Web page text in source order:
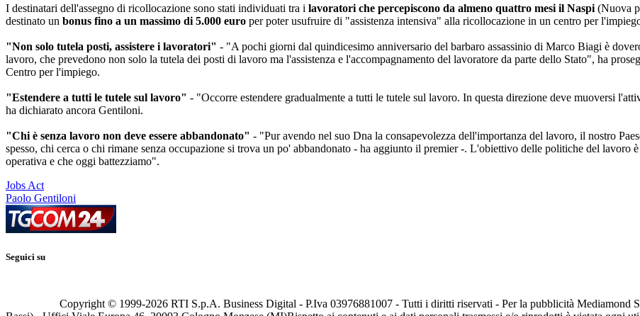
I destinatari dell'assegno di ricollocazione sono stati individuati tra i lavoratori che percepiscono da almeno quattro mesi il Naspi (Nuova
destinato un bonus fino a un massimo di 5.000 euro per poter usufruire di "assistenza intensiva" alla ricollocazione in un centro per
"Non solo tutela posti, assistere i lavoratori" - "A pochi giorni dal quindicesimo anniversario del barbaro assassinio di Marco Biagi è
lavoro, che prevedono non solo la tutela dei posti di lavoro ma l'assistenza e l'accompagnamento del lavoratore da parte dello Stato", ha
Centro per l'impiego.
"Estendere a tutti le tutele sul lavoro" - "Occorre estendere gradualmente a tutti le tutele sul lavoro. In questa direzione deve muoversi
ha dichiarato ancora Gentiloni.
"Chi è senza lavoro non deve essere abbandonato" - "Pur avendo nel suo Dna la consapevolezza dell'importanza del lavoro, il nostro
spesso, chi cerca o chi rimane senza occupazione si trova un po' abbandonato - ha aggiunto il premier -. L'obiettivo delle politiche del
operativa e che oggi battezziamo".
Jobs Act
Paolo Gentiloni
Seguici su
Copyright © 1999-2026 RTI S.p.A. Business Digital - P.Iva 03976881007 - Tutti i diritti riservati - Per la pubblicità Mediamond